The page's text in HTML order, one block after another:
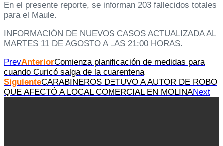
En el presente reporte, se informan 203 fallecidos totales
para el Maule.
INFORMACIÓN DE NUEVOS CASOS ACTUALIZADA AL
MARTES 11 DE AGOSTO A LAS 21:00 HORAS.
PrevAnteriorComienza planificación de medidas para
cuando Curicó salga de la cuarentena
SiguienteCARABINEROS DETUVO A AUTOR DE ROBO
QUE AFECTÓ A LOCAL COMERCIAL EN MOLINANext